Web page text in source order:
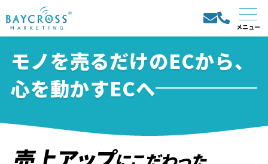
モノを売るだけのECから、
心を動かすECへ